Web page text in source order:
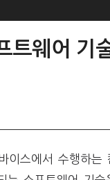
트웨어 기
스에서 수행하는